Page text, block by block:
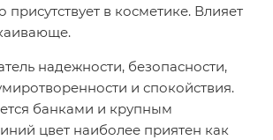
присутствует в косметике. Влияет
надежности, безопасности,
и спокойствия.
банками и крупным
цвет наиболее приятен как